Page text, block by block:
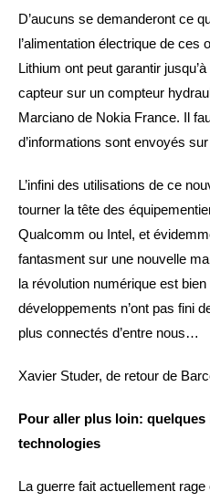
D’aucuns se demanderont ce
l’alimentation électrique de ces
Lithium ont peut garantir
capteur sur un compteur
Marciano de Nokia France. Il
d’informations sont envoyés
L’infini des utilisations de ce
tourner la tête des
Qualcomm ou Intel, et
fantasment sur une nouvelle
la révolution numérique est
développements n’ont pas fini
plus connectés d’entre nous…
Xavier Studer, de retour de
Pour aller plus loin:
technologies
La guerre fait actuellement